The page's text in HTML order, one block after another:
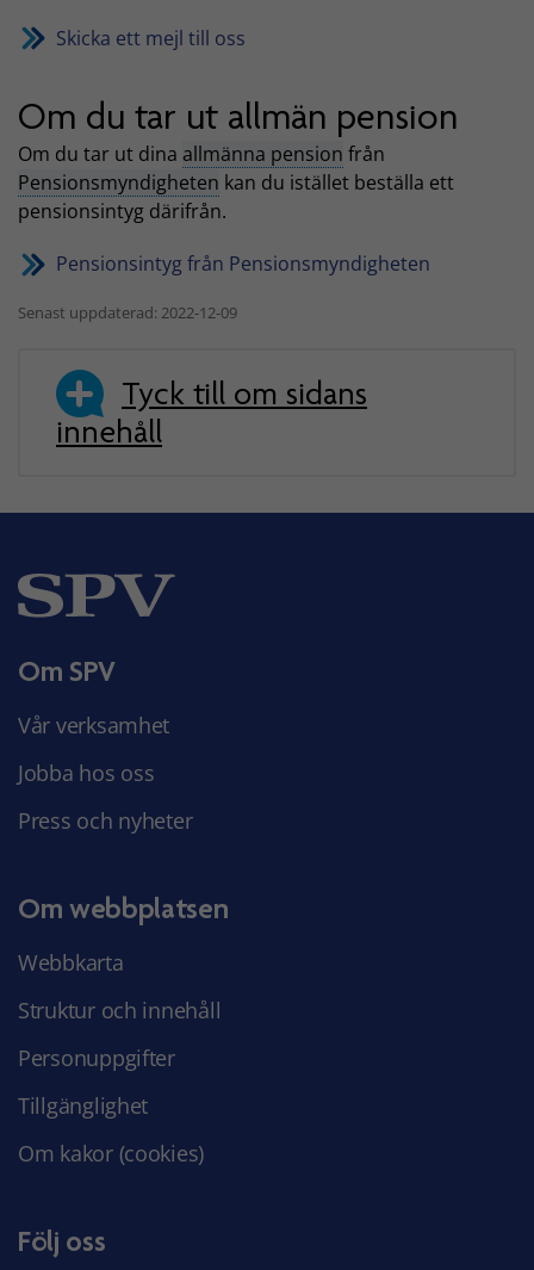
Skicka ett mejl till oss
Om du tar ut allmän pension
Om du tar ut dina allmänna pension från
Pensionsmyndigheten kan du istället beställa ett
pensionsintyg därifrån.
Pensionsintyg från Pensionsmyndigheten
Senast uppdaterad: 2022-12-09
Tyck till om sidans
innehåll
Om SPV
Vår verksamhet
Jobba hos oss
Press och nyheter
Om webbplatsen
Webbkarta
Struktur och innehåll
Personuppgifter
Tillgänglighet
Om kakor (cookies)
Följ oss